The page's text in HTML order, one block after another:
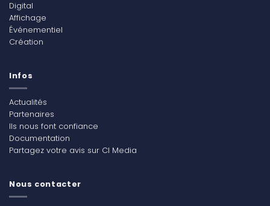
Digital
Affichage
Événementiel
Création
Infos
Actualités
Partenaires
Ils nous font confiance
Documentation
Partagez votre avis sur CI Media
Nous contacter